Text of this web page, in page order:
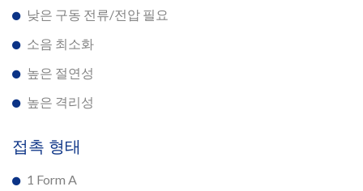
낮은 구동 전류/전압 필요
소음 최소화
높은 절연성
높은 격리성
접촉 형태
1 Form A